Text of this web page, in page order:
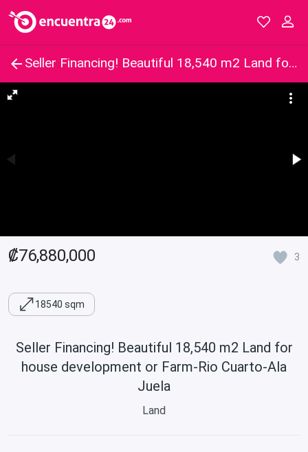
Seller Financing! Beautiful 18,540 m2 Land for house development or Farm-Rio Cuarto-Ala Juela
₡76,880,000 3
18540 sqm
Seller Financing! Beautiful 18,540 m2 Land for
house development or Farm-Rio Cuarto-Ala
Juela
Land